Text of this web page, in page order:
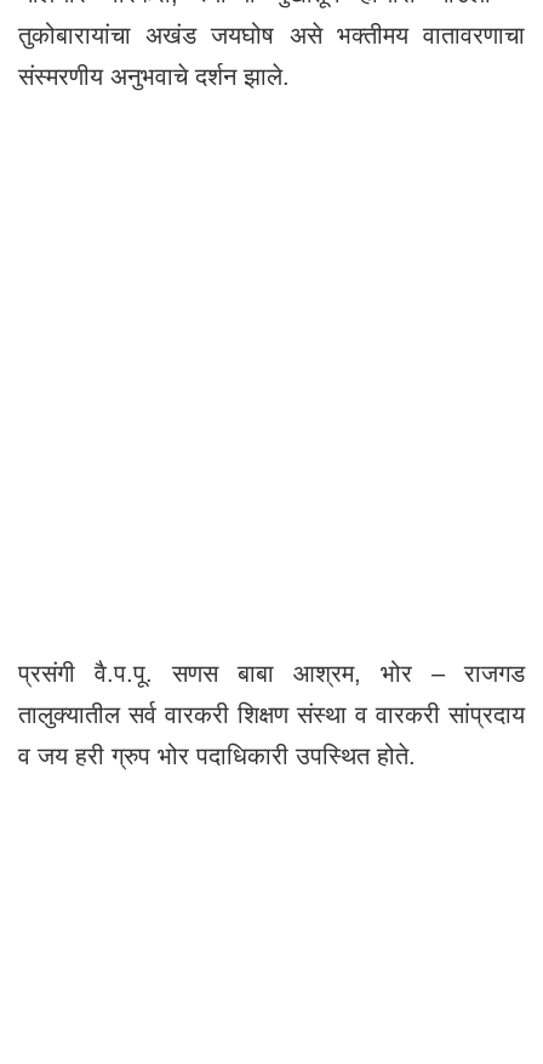
तुकोबारायांचा अखंड जयघोष असे भक्तीमय वातावरणाचा
संस्मरणीय अनुभवाचे दर्शन झाले.
प्रसंगी वै.प.पू. सणस बाबा आश्रम, भोर – राजगड
तालुक्यातील सर्व वारकरी शिक्षण संस्था व वारकरी सांप्रदाय
व जय हरी ग्रुप भोर पदाधिकारी उपस्थित होते.